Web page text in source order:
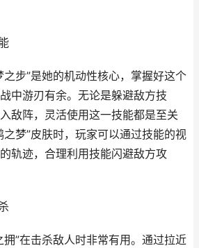
之步”是她的机动性核心，掌握好这个
中游刃有余。无论是躲避敌方技
敌阵，灵活使用这一技能都是至关
之梦”皮肤时，玩家可以通过技能的视
轨迹，合理利用技能闪避敌方攻
拥”在击杀敌人时非常有用。通过拉近